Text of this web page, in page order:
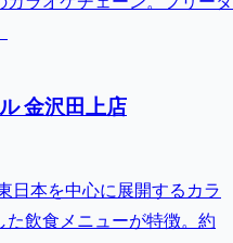
金沢田上店
日本を中心に展開するカラ
飲食メニューが特徴。約